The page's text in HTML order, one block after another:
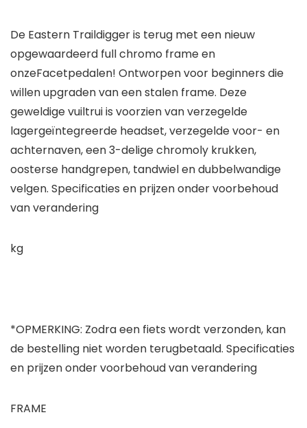
De Eastern Traildigger is terug met een nieuw
opgewaardeerd full chromo frame en
onzeFacetpedalen! Ontworpen voor beginners die
willen upgraden van een stalen frame. Deze
geweldige vuiltrui is voorzien van verzegelde
lagergeïntegreerde headset, verzegelde voor- en
achternaven, een 3-delige chromoly krukken,
oosterse handgrepen, tandwiel en dubbelwandige
velgen. Specificaties en prijzen onder voorbehoud
van verandering
kg
*OPMERKING: Zodra een fiets wordt verzonden, kan
de bestelling niet worden terugbetaald. Specificaties
en prijzen onder voorbehoud van verandering
FRAME